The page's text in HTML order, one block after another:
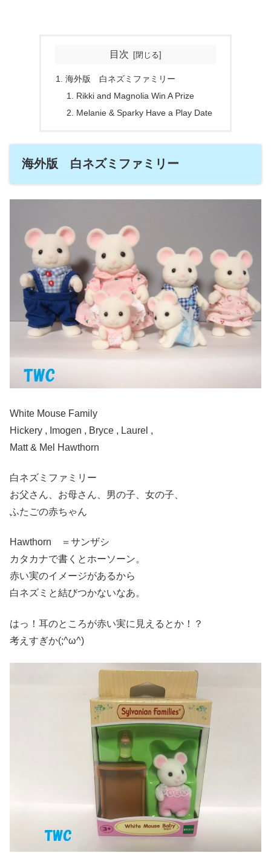
目次
海外版 白ネズミファミリー
Rikki and Magnolia Win A Prize
Melanie & Sparky Have a Play Date
海外版 白ネズミファミリー
White Mouse Family
Hickery , Imogen , Bryce , Laurel ,
Matt & Mel Hawthorn
白ネズミファミリー
お父さん、お母さん、男の子、女の子、
ふたごの赤ちゃん
Hawthorn ＝サンザシ
カタカナで書くとホーソーン。
赤い実のイメージがあるから
白ネズミと結びつかないなあ。
はっ！耳のところが赤い実に見えるとか！？
考えすぎか(;^ω^)